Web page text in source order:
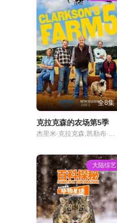
全8集
克拉克森的农场第5季
大陆综艺